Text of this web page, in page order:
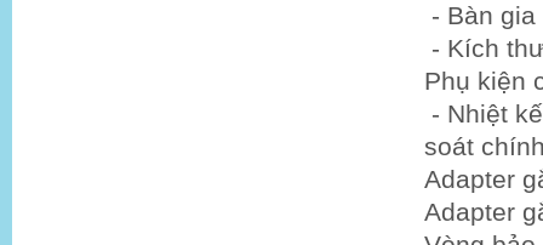
- Bàn
- Kích
Phụ kiện
- Nhiệt
soát
Adapter
Adapter